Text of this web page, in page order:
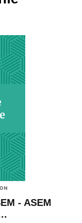
- ASEM